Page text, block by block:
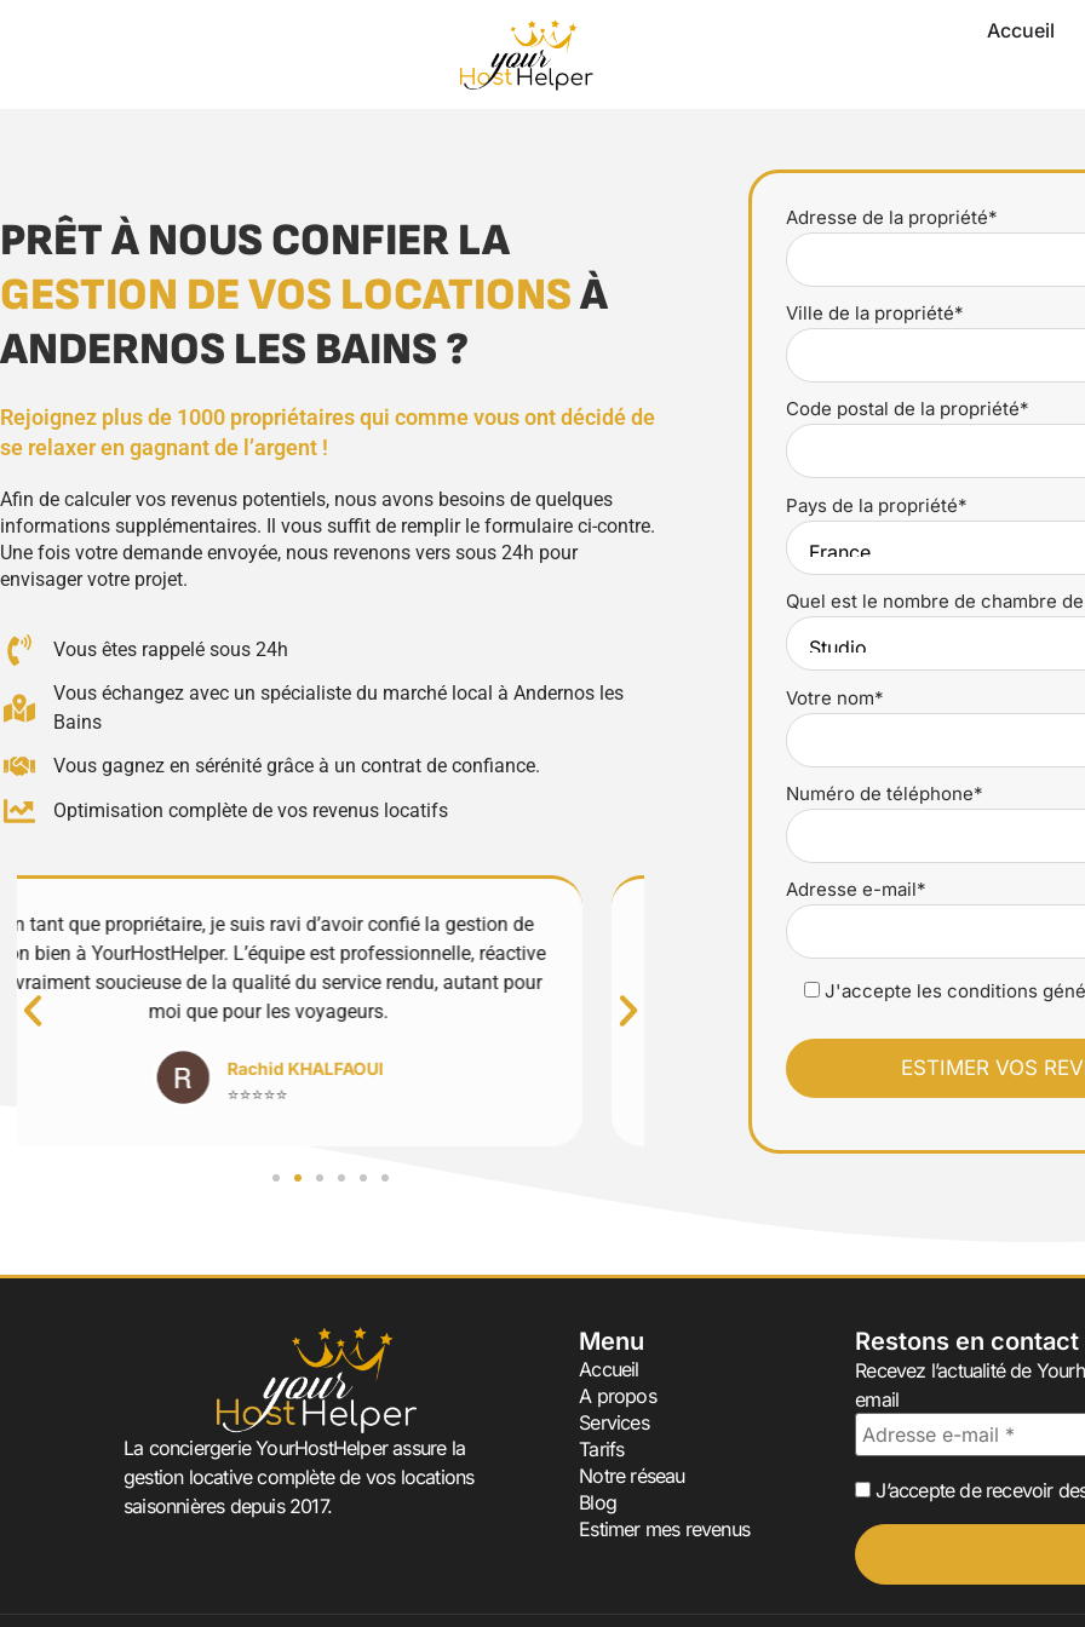
Accueil
PRÊT À NOUS CONFIER LA
GESTION DE VOS LOCATIONSÀ
ANDERNOS LES BAINS ?
Rejoignez plus de 1000 propriétaires qui comme vous ont décidé de
se relaxer en gagnant de l’argent !
Afin de calculer vos revenus potentiels, nous avons besoins de quelques
informations supplémentaires. Il vous suffit de remplir le formulaire ci-contre.
Une fois votre demande envoyée, nous revenons vers sous 24h pour
envisager votre projet.
Vous êtes rappelé sous 24h
Vous échangez avec un spécialiste du marché local à Andernos les
Bains
Vous gagnez en sérénité grâce à un contrat de confiance.
Optimisation complète de vos revenus locatifs
Excellente expérience avec YourHostHelper ! Toujours disponibles
et très réactifs, ils gèrent tout avec soin et professionnalisme. Ma
propriété est entre de bonnes mains. Merci à toute l'équipe !
⭐⭐⭐⭐⭐
Un grand bravo à cette agence qui
organisation est devenue
atteint un niveau exceptionnel.
Adresse de la propriété*
Ville de la propriété*
Code postal de la propriété*
Pays de la propriété*
Quel est le nombre de chambre
Votre nom*
Numéro de téléphone*
Adresse e-mail*
J'accepte les conditions
La conciergerie YourHostHelper assure la
gestion locative complète de vos locations
saisonnières depuis 2017.
Menu
Accueil
A propos
Services
Tarifs
Notre réseau
Blog
Estimer mes revenus
Restons en contact
Recevez l’actualité de
email
J’accepte de recevoir